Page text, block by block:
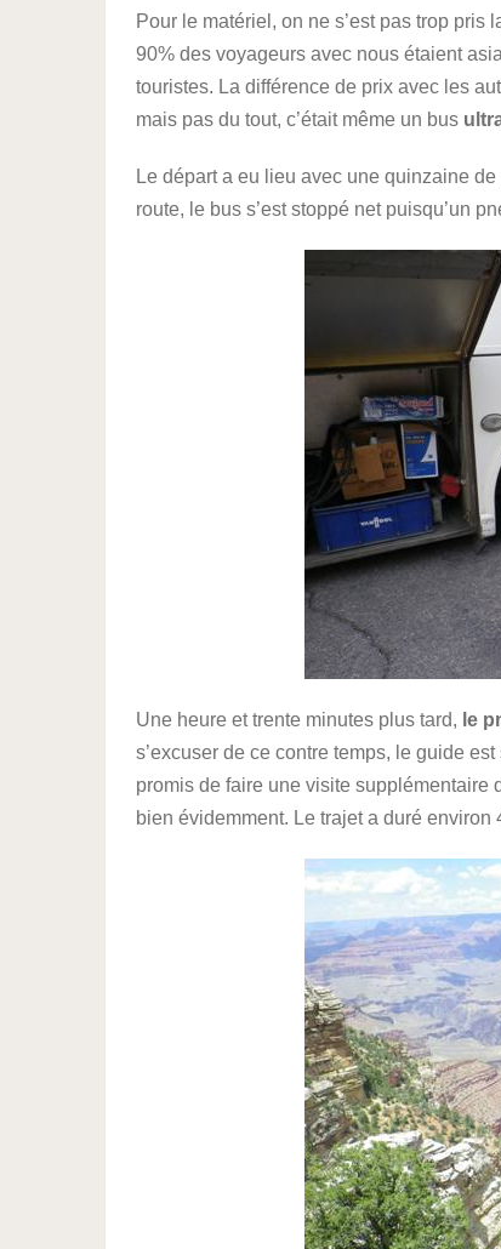
Pour le matériel, on ne s’est pas trop pris
90% des voyageurs avec nous étaient
touristes. La différence de prix avec les
mais pas du tout, c’était même un bus
Le départ a eu lieu avec une quinzaine
route, le bus s’est stoppé net puisqu’un
Une heure et trente minutes plus tard, le
s’excuser de ce contre temps, le guide
promis de faire une visite supplémentaire
bien évidemment. Le trajet a duré